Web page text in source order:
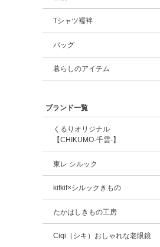
Tシャツ襦袢
バッグ
暮らしのアイテム
ブランド一覧
くるりオリジナル
【CHIKUMO-千雲-】
東レ シルック
kifkif×シルックきもの
たかはしきもの工房
Ciqi（シキ）おしゃれな老眼鏡